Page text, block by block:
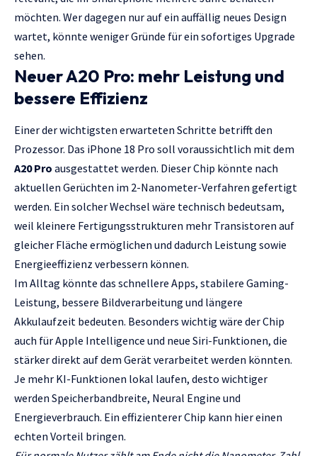
möchten. Wer dagegen nur auf ein auffällig neues Design
wartet, könnte weniger Gründe für ein sofortiges Upgrade
sehen.
Neuer A20 Pro: mehr Leistung und
bessere Effizienz
Einer der wichtigsten erwarteten Schritte betrifft den
Prozessor. Das iPhone 18 Pro soll voraussichtlich mit dem
A20 Pro ausgestattet werden. Dieser Chip könnte nach
aktuellen Gerüchten im 2-Nanometer-Verfahren gefertigt
werden. Ein solcher Wechsel wäre technisch bedeutsam,
weil kleinere Fertigungsstrukturen mehr Transistoren auf
gleicher Fläche ermöglichen und dadurch Leistung sowie
Energieeffizienz verbessern können.
Im Alltag könnte das schnellere Apps, stabilere Gaming-
Leistung, bessere Bildverarbeitung und längere
Akkulaufzeit bedeuten. Besonders wichtig wäre der Chip
auch für Apple Intelligence und neue Siri-Funktionen, die
stärker direkt auf dem Gerät verarbeitet werden könnten.
Je mehr KI-Funktionen lokal laufen, desto wichtiger
werden Speicherbandbreite, Neural Engine und
Energieverbrauch. Ein effizienterer Chip kann hier einen
echten Vorteil bringen.